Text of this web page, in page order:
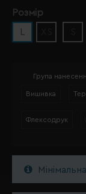
Розмір
Група
Вишивка
Флексодрук